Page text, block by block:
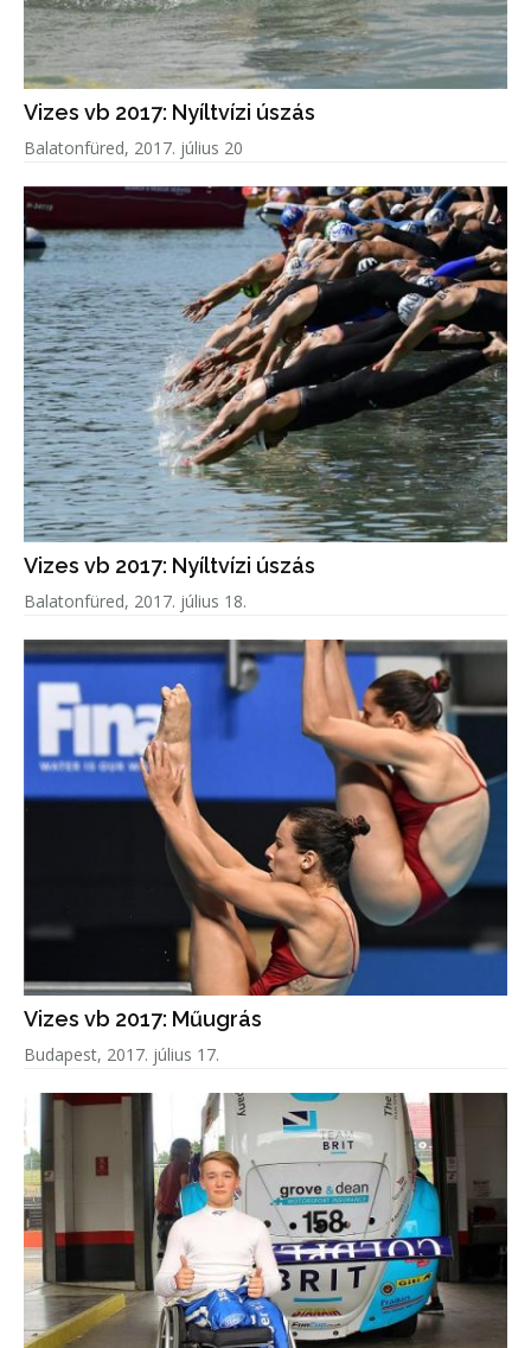
Vizes vb 2017: Nyíltvízi úszás
Balatonfüred, 2017. július 20
Vizes vb 2017: Nyíltvízi úszás
Balatonfüred, 2017. július 18.
Vizes vb 2017: Műugrás
Budapest, 2017. július 17.